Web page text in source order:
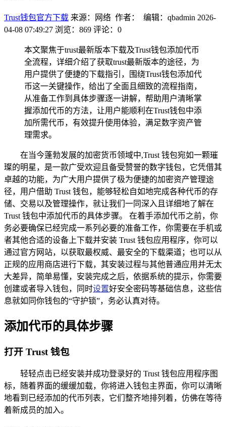
Trust钱包官方下载 来源：网络 作者： 编辑：qbadmin 2026-
04-08 07:49:27 浏览：869 评论：0
本文聚焦于trust最新版本下载及Trust钱包添加代币
全流程，详细介绍了获取trust最新版本的途径，为
用户提供了便捷的下载指引，围绕Trust钱包添加代
币这一关键操作，给出了全面且细致的流程指南，
从准备工作到具体步骤逐一讲解，帮助用户清晰掌
握添加代币的方法，让用户能顺利在Trust钱包中添
加所需代币，有效提升使用体验，满足数字资产管
理需求。
在当今蓬勃发展的加密货币领域中,Trust 钱包宛如一颗璀
璨的明星，是一款广受欢迎且备受赞誉的数字钱包，它凭借其
卓越的功能，为广大用户提供了极为便捷的加密资产管理途
径，用户借助 Trust 钱包，能够轻松自如地完成各种代币的存
储、交易以及管理操作，就让我们一同深入且详细地了解在
Trust 钱包中添加代币的具体步骤。 在着手添加代币之前，你
务必要确保已经完成一系列必要的准备工作，你需要在手机或
者其他合适的设备上下载并安装 Trust 钱包应用程序，你可以
通过官方网站，以获取最权威、最安全的下载渠道；也可以从
正规的应用商店进行下载，其安装过程与其他普通应用并无太
大差异，简单易懂，安装完成之后，依据系统的提示，你需要
创建或者导入钱包，同时设置好安全密码等基础信息，这些信
息就如同你钱包的“守护锁”，务必认真对待。
添加代币的具体步骤
打开 Trust 钱包
轻轻点击已经安装并成功登录好的 Trust 钱包应用程序图
标，随着界面的缓缓加载，你将进入钱包主界面，你可以清晰
地看到已经添加的代币列表，它们整齐地排列着，仿佛在等待
着新成员的加入。